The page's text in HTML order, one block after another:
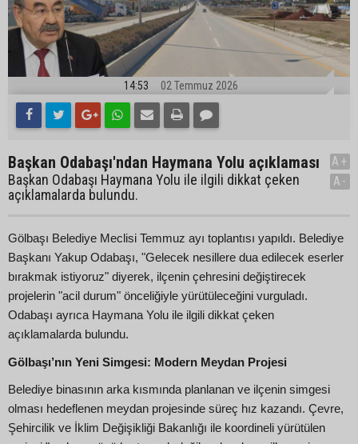
14:53 02 Temmuz 2026
Başkan Odabaşı'ndan Haymana Yolu açıklaması
Başkan Odabaşı Haymana Yolu ile ilgili dikkat çeken
açıklamalarda bulundu.
A+
A-
Gölbaşı Belediye Meclisi Temmuz ayı toplantısı yapıldı. Belediye
Başkanı Yakup Odabaşı, "Gelecek nesillere dua edilecek eserler
bırakmak istiyoruz" diyerek, ilçenin çehresini değiştirecek
projelerin "acil durum" önceliğiyle yürütüleceğini vurguladı.
Odabaşı ayrıca Haymana Yolu ile ilgili dikkat çeken
açıklamalarda bulundu.
Gölbaşı’nın Yeni Simgesi: Modern Meydan Projesi
Belediye binasının arka kısmında planlanan ve ilçenin simgesi
olması hedeflenen meydan projesinde süreç hız kazandı. Çevre,
Şehircilik ve İklim Değişikliği Bakanlığı ile koordineli yürütülen